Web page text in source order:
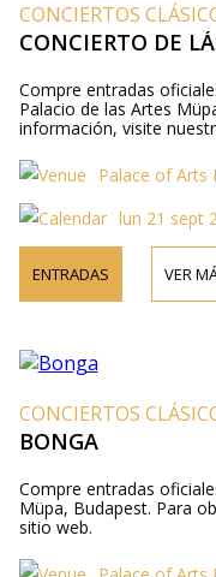
CONCIERTOS
CONCIERTO DE
Compre entradas
Palacio de las Artes
información, visite
Palace of Arts
lun 21 sept
ENTRADAS VER
CONCIERTOS
BONGA
Compre entradas
Müpa, Budapest. Para
sitio web.